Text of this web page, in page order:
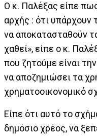
Ο κ. Παλέξας είπε
αρχής : ότι υπάρχουν
να αποκατασταθούν
χαθεί», είπε ο κ.
που ζητούμε είναι
να αποζημιώσει τα
χρηματοοικονομικό
Είπε ότι αυτό το
δημόσιο χρέος, να